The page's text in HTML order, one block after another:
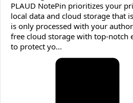
PLAUD NotePin prioritizes your
local data and cloud storage that
is only processed with your
free cloud storage with top-notch
to protect yo...